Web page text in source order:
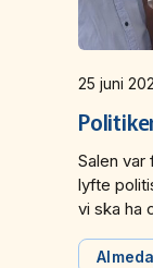
Salen
lyfte
vi ska ha
politiker